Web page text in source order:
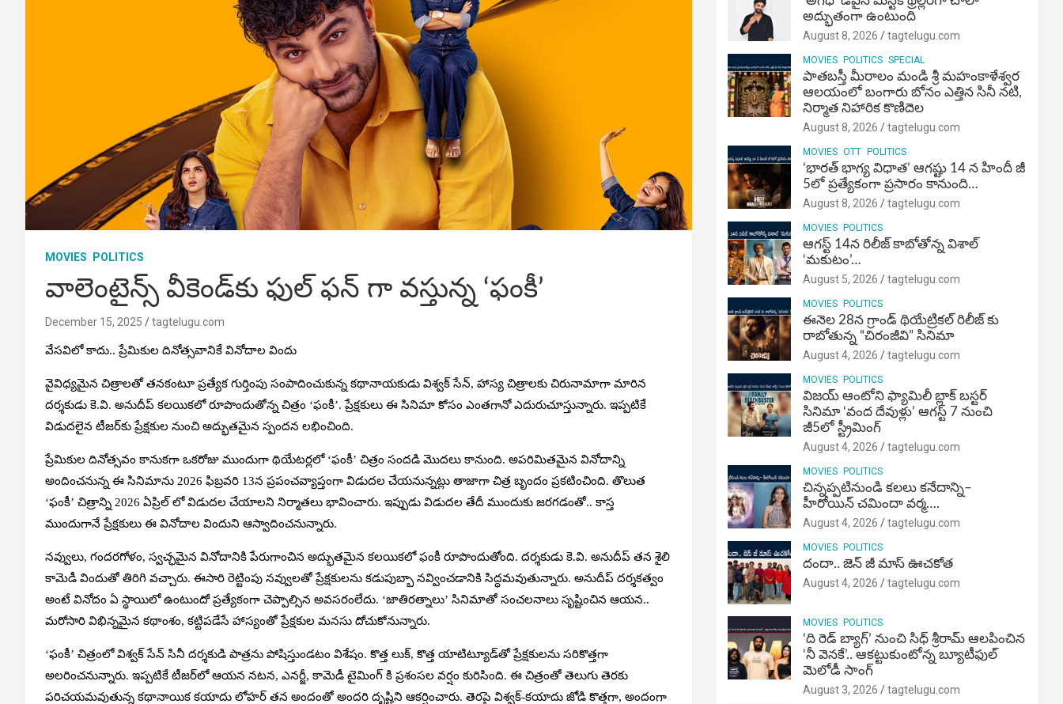
MOVIES POLITICS
వాలెంటైన్స్ వీకెండ్‌కు ఫుల్ ఫన్ గా వస్తున్న ‘ఫంకీ’
December 15, 2025 tagtelugu.com
వేసవిలో కాదు.. ప్రేమికుల దినోత్సవానికే వినోదాల విందు
వైవిధ్యమైన చిత్రాలతో తనకంటూ ప్రత్యేక గుర్తింపు సంపాదించుకున్న కథానాయకుడు విశ్వక్ సేన్, హాస్య చిత్రాలకు చిరునామాగా మారిన
దర్శకుడు కె.వి. అనుదీప్ కలయికలో రూపొందుతోన్న చిత్రం ‘ఫంకీ’. ప్రేక్షకులు ఈ సినిమా కోసం ఎంతగానో ఎదురుచూస్తున్నారు. ఇప్పటికే
విడుదలైన టీజర్‌కు ప్రేక్షకుల నుంచి అద్భుతమైన స్పందన లభించింది.
ప్రేమికుల దినోత్సవం కానుకగా ఒకరోజు ముందుగా థియేటర్లలో ‘ఫంకీ’ చిత్రం సందడి మొదలు కానుంది. అపరిమితమైన వినోదాన్ని
అందించనున్న ఈ సినిమాను 2026 ఫిబ్రవరి 13న ప్రపంచవ్యాప్తంగా విడుదల చేయనున్నట్లు తాజాగా చిత్ర బృందం ప్రకటించింది. తొలుత
‘ఫంకీ’ చిత్రాన్ని 2026 ఏప్రిల్ లో విడుదల చేయాలని నిర్మాతలు భావించారు. ఇప్పుడు విడుదల తేదీ ముందుకు జరగడంతో.. కాస్త
ముందుగానే ప్రేక్షకులు ఈ వినోదాల విందుని ఆస్వాదించనున్నారు.
నవ్వులు, గందరగోళం, స్వచ్ఛమైన వినోదానికి పేరుగాంచిన అద్భుతమైన కలయికలో ఫంకీ రూపొందుతోంది. దర్శకుడు కె.వి. అనుదీప్ తన శైలి
కామెడీ విందుతో తిరిగి వచ్చారు. ఈసారి రెట్టింపు నవ్వులతో ప్రేక్షకులను కడుపుబ్బా నవ్వించడానికి సిద్ధమవుతున్నారు. అనుదీప్ దర్శకత్వం
అంటే వినోదం ఏ స్థాయిలో ఉంటుందో ప్రత్యేకంగా చెప్పాల్సిన అవసరంలేదు. ‘జాతిరత్నాలు’ సినిమాతో సంచలనాలు సృష్టించిన ఆయన..
మరోసారి విభిన్నమైన కథాంశం, కట్టిపడేసే హాస్యంతో ప్రేక్షకుల మనసు దోచుకోనున్నారు.
‘ఫంకీ’ చిత్రంలో విశ్వక్ సేన్ సినీ దర్శకుడి పాత్రను పోషిస్తుండటం విశేషం. కొత్త లుక్, కొత్త యాటిట్యూడ్‌తో ప్రేక్షకులను సరికొత్తగా
అలరించనున్నారు. ఇప్పటికే టీజర్‌లో ఆయన నటన, ఎనర్జీ, కామెడీ టైమింగ్ కి ప్రశంసల వర్షం కురిసింది. ఈ చిత్రంతో తెలుగు తెరకు
పరిచయమవుతున్న కథానాయిక కయాదు లోహర్‌ తన అందంతో అందరి దృష్టిని ఆకర్షించారు. తెరపై విశ్వక్-కయాదు జోడి కొత్తగా, అందంగా
అద్భుతంగా ఉంటుంది
August 8, 2026 tagtelugu.com
MOVIES POLITICS SPECIAL
పాతబస్తీ మీరాలం మండి శ్రీ మహంకాళేశ్వర
ఆలయంలో బంగారు బోనం ఎత్తిన సినీ నటి,
నిర్మాత నిహారిక కొణిదెల
August 8, 2026 tagtelugu.com
MOVIES OTT POLITICS
‘భారత్ భాగ్య విధాత’ ఆగష్టు 14 న హిందీ జీ
5లో ప్రత్యేకంగా ప్రసారం కానుంది…
August 8, 2026 tagtelugu.com
MOVIES POLITICS
ఆగస్ట్ 14న రిలీజ్ కాబోతోన్న విశాల్
‘మకుటం’…
August 5, 2026 tagtelugu.com
MOVIES POLITICS
ఈనెల 28న గ్రాండ్ థియేట్రికల్ రిలీజ్ కు
రాబోతున్న “చిరంజీవి” సినిమా
August 4, 2026 tagtelugu.com
MOVIES POLITICS
విజ‌య్ ఆంటోని ఫ్యామిలీ బ్లాక్ బ‌స్ట‌ర్‌
సినిమా ‘వంద దేవుళ్లు’ ఆగస్ట్ 7 నుంచి
జీ5లో స్ట్రీమింగ్
August 4, 2026 tagtelugu.com
MOVIES POLITICS
చిన్నప్పటినుండి కలలు కనేదాన్ని–
హీరోయిన్‌ చమిందా వర్మ….
August 4, 2026 tagtelugu.com
MOVIES POLITICS
దందా.. జెన్ జీ మాస్ ఊచకోత
August 4, 2026 tagtelugu.com
MOVIES POLITICS
‘ది రెడ్ బ్యాగ్’ నుంచి సిధ్ శ్రీరామ్ ఆలపించిన
‘నీ వెనకే’.. ఆకట్టుకుంటోన్న బ్యూటీఫుల్
మెలోడీ సాంగ్
August 3, 2026 tagtelugu.com